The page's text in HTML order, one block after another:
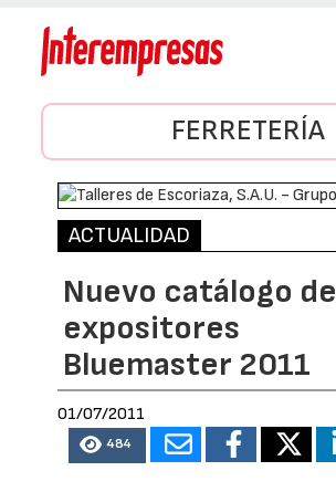
FERRETERÍA
ACTUALIDAD
Nuevo catálogo de
expositores
Bluemaster 2011
01/07/2011
484